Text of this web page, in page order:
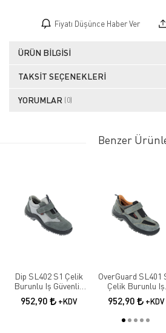
Fiyatı Düşünce Haber Ver
ÜRÜN BILGISI
TAKSIT SEÇENEKLERI
YORUMLAR (0)
Benzer
Dip SL402 S1 Çelik
Burunlu Iş Güvenlik
Ayakkabısı
952,90 +KDV
OverGuard SL401
Çelik Burunlu Iş
Güvenlik Ayakkabısı
952,90 +KDV